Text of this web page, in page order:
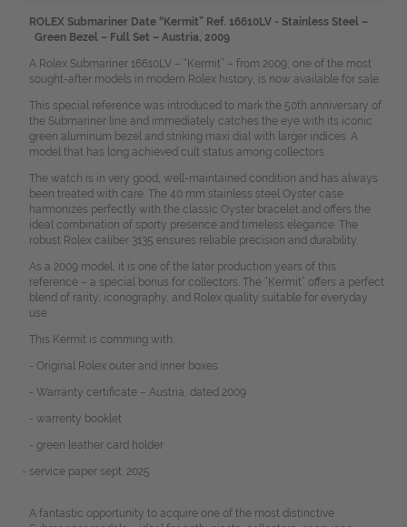
ROLEX Submariner Date “Kermit” Ref. 16610LV - Stainless Steel –
Green Bezel – Full Set – Austria, 2009
A Rolex Submariner 16610LV – “Kermit” – from 2009, one of the most
sought-after models in modern Rolex history, is now available for sale.
This special reference was introduced to mark the 50th anniversary of
the Submariner line and immediately catches the eye with its iconic
green aluminum bezel and striking maxi dial with larger indices. A
model that has long achieved cult status among collectors.
The watch is in very good, well-maintained condition and has always
been treated with care. The 40 mm stainless steel Oyster case
harmonizes perfectly with the classic Oyster bracelet and offers the
ideal combination of sporty presence and timeless elegance. The
robust Rolex caliber 3135 ensures reliable precision and durability.
As a 2009 model, it is one of the later production years of this
reference – a special bonus for collectors. The “Kermit” offers a perfect
blend of rarity, iconography, and Rolex quality suitable for everyday
use.
This Kermit is comming with:
- Original Rolex outer and inner boxes
- Warranty certificate – Austria, dated 2009
- warrenty booklet
- green leather card holder
- service paper sept. 2025
A fantastic opportunity to acquire one of the most distinctive